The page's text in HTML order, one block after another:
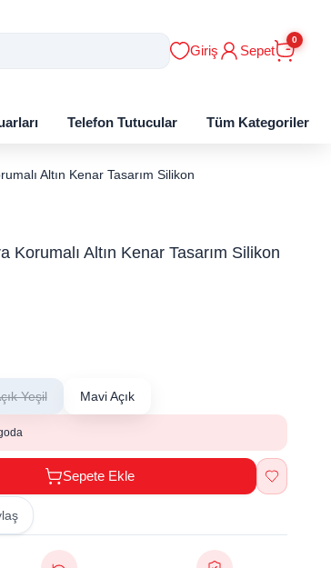
Giriş Sepet
0
Telefon Tutucular Tüm Kategoriler
Altın Kenar Tasarım Silikon
Korumalı Altın Kenar Tasarım Silikon
Yeşil Mavi Açık
Sepete Ekle